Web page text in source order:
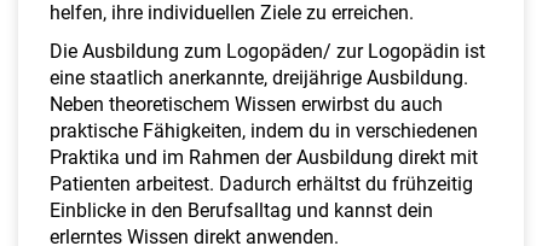
helfen, ihre individuellen Ziele zu erreichen.
Die Ausbildung zum Logopäden/ zur Logopädin ist
eine staatlich anerkannte, dreijährige Ausbildung.
Neben theoretischem Wissen erwirbst du auch
praktische Fähigkeiten, indem du in verschiedenen
Praktika und im Rahmen der Ausbildung direkt mit
Patienten arbeitest. Dadurch erhältst du frühzeitig
Einblicke in den Berufsalltag und kannst dein
erlerntes Wissen direkt anwenden.